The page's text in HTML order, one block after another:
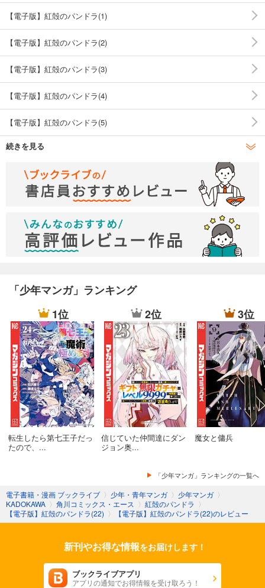
【電子版】紅殻のパンドラ(1)
【電子版】紅殻のパンドラ(2)
【電子版】紅殻のパンドラ(3)
【電子版】紅殻のパンドラ(4)
【電子版】紅殻のパンドラ(5)
【電子版】紅殻のパンドラ(6)
【電子版】紅殻のパンドラ(7)
【電子版】紅殻のパンドラ(8)
【電子版】紅殻のパンドラ(9)
【電子版】紅殻のパンドラ(10)
【電子版】紅殻のパンドラ(11)
【電子版】紅殻のパンドラ(12)
【電子版】紅殻のパンドラ(13)
【電子版】紅殻のパンドラ(14)
【電子版】紅殻のパンドラ(15)
【電子版】紅殻のパンドラ(16)
【電子版】紅殻のパンドラ(17)
【電子版】紅殻のパンドラ(19)
【電子版】紅殻のパンドラ(20)
【電子版】紅殻のパンドラ(21)
【電子版】紅殻のパンドラ(22)
続きを見る
「少年マンガ」ランキング
1位
転生したら第七王子だっ
たので、...
2位
信じていた仲間達にダン
ジョン奥...
3位
魔女と傭兵
「少年マンガ」ランキングの一覧へ
電子書籍・漫画 ブックライブ 〉 少年・青年マンガ 〉 少年マンガ 〉
KADOKAWA 〉 角川コミックス・エース 〉 紅殻のパンドラ 〉
【電子版】紅殻のパンドラ(22) 〉 【電子版】紅殻のパンドラ(22)のレビュー
新刊やお得な情報をお届けします！
ブックライブアプリ
アプリの通知でお得情報を受け取ろう！